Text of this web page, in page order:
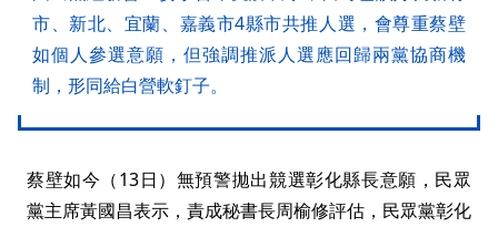
市、新北、宜蘭、嘉義市4縣市共推人選，會尊重蔡壁
如個人參選意願，但強調推派人選應回歸兩黨協商機
制，形同給白營軟釘子。
蔡壁如今（13日）無預警拋出競選彰化縣長意願，民眾
黨主席黃國昌表示，責成秘書長周榆修評估，民眾黨彰化